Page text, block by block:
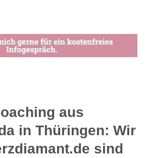
aus
in Thüringen: Wir
sind